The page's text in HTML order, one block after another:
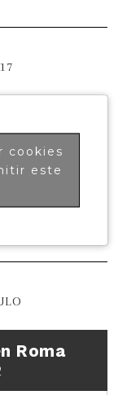
cookies
este
Roma